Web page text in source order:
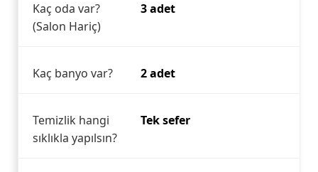
Kaç oda var?
(Salon Hariç)
3 adet
Kaç banyo var? 2 adet
Temizlik hangi
sıklıkla yapılsın?
Tek sefer